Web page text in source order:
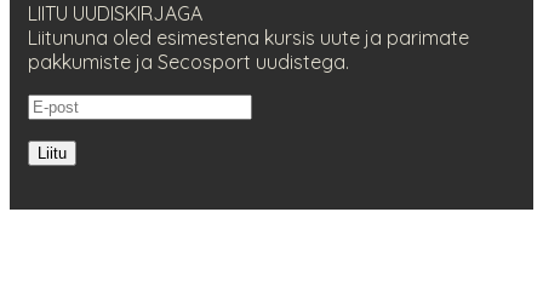
LIITU UUDISKIRJAGA
Liitununa oled esimestena kursis uute ja parimate
pakkumiste ja Secosport uudistega.
Liitu